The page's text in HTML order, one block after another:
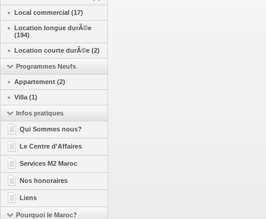
Local commercial (17)
Location longue durÃ©e
(194)
Location courte durÃ©e (2)
Programmes Neufs
Appartement (2)
Villa (1)
Infos pratiques
Qui Sommes nous?
Le Centre d'Affaires
Services M2 Maroc
Nos honoraires
Liens
Pourquoi le Maroc?